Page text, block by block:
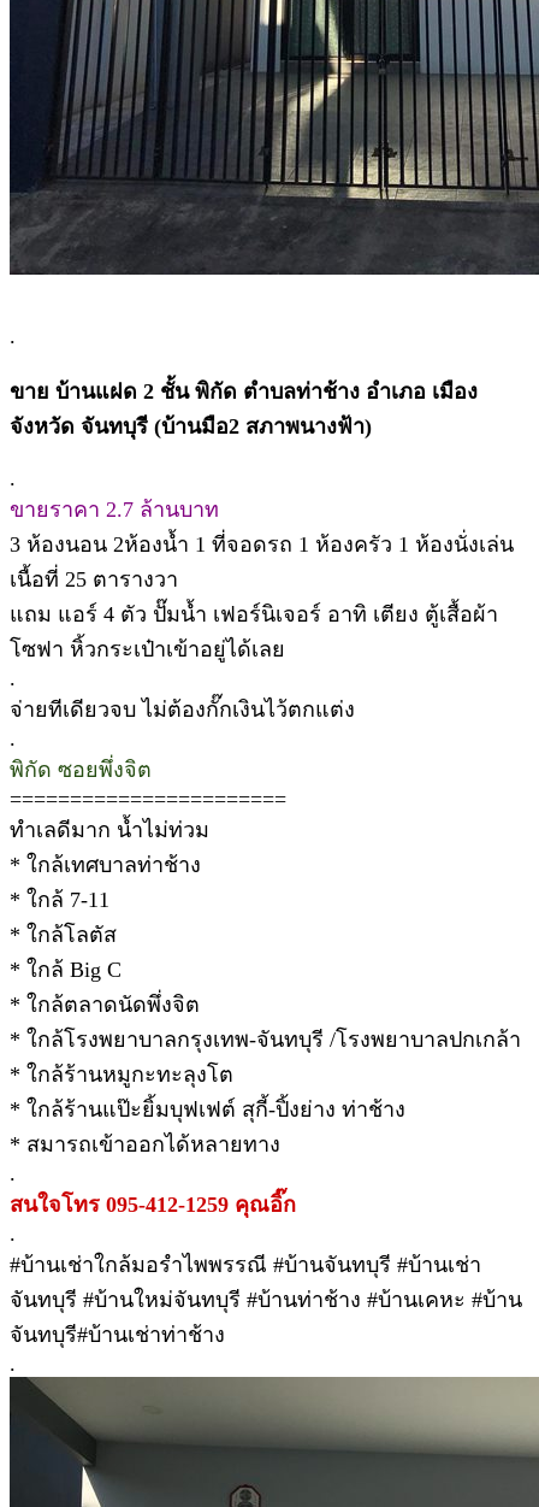
.
ขาย บ้านแฝด 2 ชั้น พิกัด ตำบลท่าช้าง อำเภอ เมือง
จังหวัด จันทบุรี (บ้านมือ2 สภาพนางฟ้า)
.
ขายราคา 2.7 ล้านบาท
3 ห้องนอน 2ห้องน้ำ 1 ที่จอดรถ 1 ห้องครัว 1 ห้องนั่งเล่น
เนื้อที่ 25 ตารางวา
แถม แอร์ 4 ตัว ปั๊มน้ำ เฟอร์นิเจอร์ อาทิ เตียง ตู้เสื้อผ้า
โซฟา หิ้วกระเป๋าเข้าอยู่ได้เลย
.
จ่ายทีเดียวจบ ไม่ต้องกั๊กเงินไว้ตกแต่ง
.
พิกัด ซอยพึ่งจิต
=======================
ทำเลดีมาก น้ำไม่ท่วม
* ใกล้เทศบาลท่าช้าง
* ใกล้ 7-11
* ใกล้โลตัส
* ใกล้ Big C
* ใกล้ตลาดนัดพึ่งจิต
* ใกล้โรงพยาบาลกรุงเทพ-จันทบุรี /โรงพยาบาลปกเกล้า
* ใกล้ร้านหมูกะทะลุงโต
* ใกล้ร้านแป๊ะยิ้มบุฟเฟต์ สุกี้-ปิ้งย่าง ท่าช้าง
* สมารถเข้าออกได้หลายทาง
.
สนใจโทร 095-412-1259 คุณอิ๊ก
.
#บ้านเช่าใกล้มอรำไพพรรณี #บ้านจันทบุรี #บ้านเช่า
จันทบุรี #บ้านใหม่จันทบุรี #บ้านท่าช้าง #บ้านเคหะ #บ้าน
จันทบุรี#บ้านเช่าท่าช้าง
.